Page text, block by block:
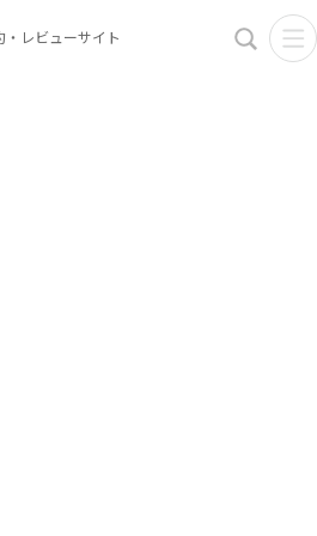
レビューサイト